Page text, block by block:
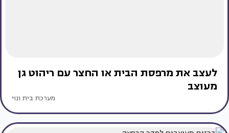
לעצב את מרפסת הבית או החצר עם ריהוט גן
מעוצב
מערכת בית ונוי